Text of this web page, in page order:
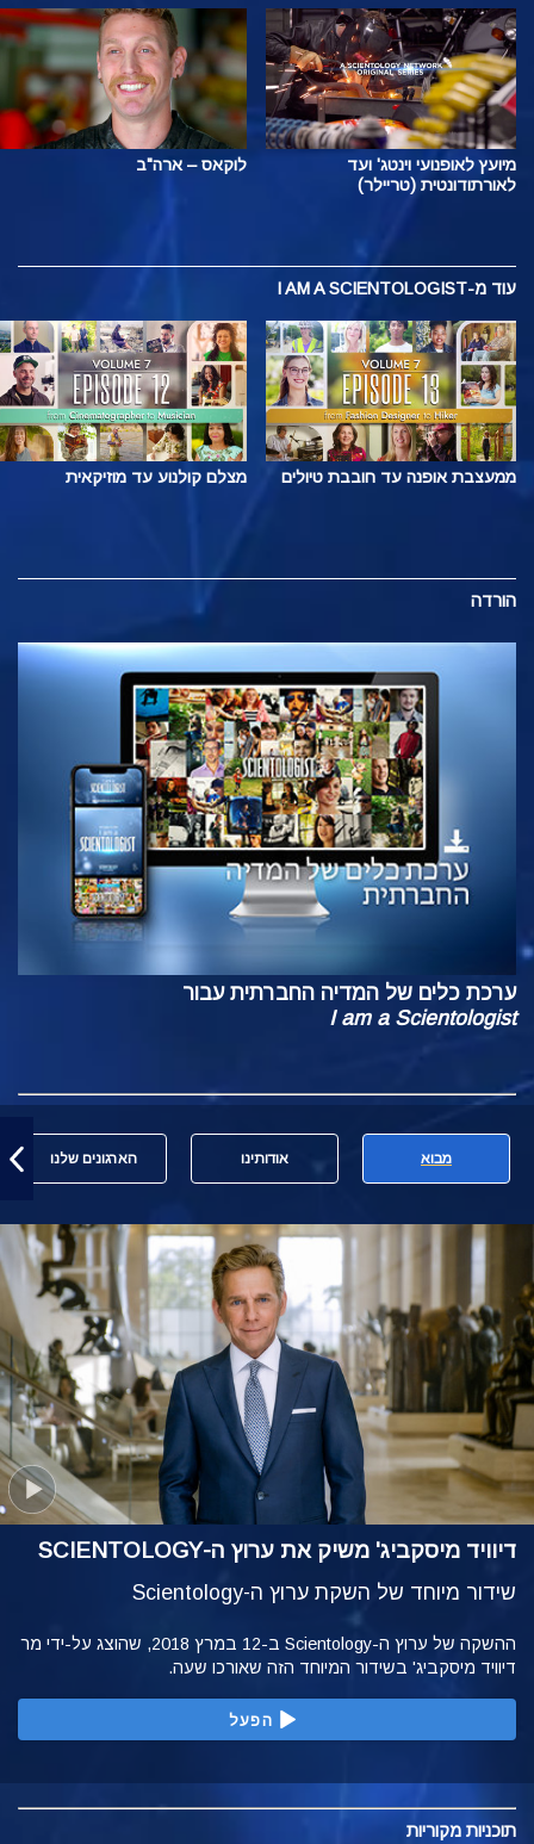
מיועץ לאופנועי וינטג' ועד
לאורתודונטית (טריילר)
לוקאס – ארה"ב
עוד מ-I AM A SCIENTOLOGIST
ממעצבת אופנה עד חובבת טיולים מצלם קולנוע עד מוזיקאית
הורדה
ערכת כלים של המדיה החברתית עבור
I am a Scientologist
מבוא אודותינו הארגונים שלנו
דיוויד מיסקביג' משיק את ערוץ ה-SCIENTOLOGY
שידור מיוחד של השקת ערוץ ה-Scientology
ההשקה של ערוץ ה-Scientology ב-12 במרץ 2018, שהוצג על-ידי מר
דיוויד מיסקביג' בשידור המיוחד הזה שאורכו שעה.
הפעל
תוכניות מקוריות